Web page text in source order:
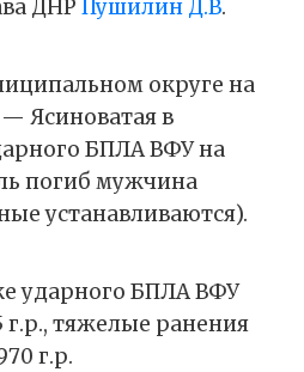
ДНР Пушилин Д.В.
округе на
Ясиноватая в
БПЛА ВФУ на
погиб мужчина
устанавливаются).
ударного БПЛА ВФУ
тяжелые ранения
г.р.